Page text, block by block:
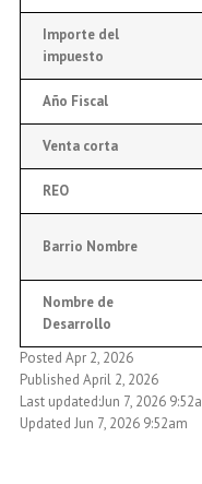
Importe del
impuesto
Año Fiscal
Venta corta
REO
Barrio Nombre
Nombre de
Desarrollo
Posted Apr 2, 2026
Published April 2, 2026
Last updated:Jun 7, 2026
Updated Jun 7, 2026 9:52am